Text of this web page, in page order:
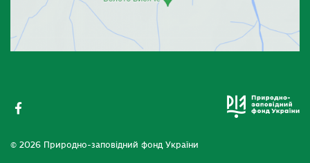
© 2026 Природно-заповідний фонд України